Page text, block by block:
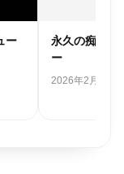
ー
永久の痴話喧
ー
2026年2月28日